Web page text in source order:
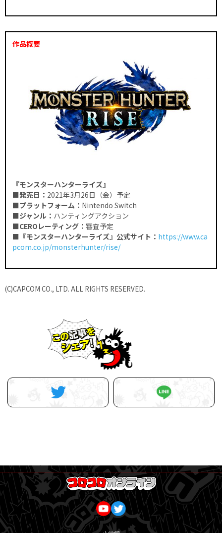
作品概要
『モンスターハンターライズ』
■発売日： 2021年3月26日（金）予定
■プラットフォーム： Nintendo Switch
■ジャンル： ハンティングアクション
■CEROレーティング： 審査予定
■『モンスターハンターライズ』公式サイト： https://www.ca
pcom.co.jp/monsterhunter/rise/
(C)CAPCOM CO., LTD. ALL RIGHTS RESERVED.